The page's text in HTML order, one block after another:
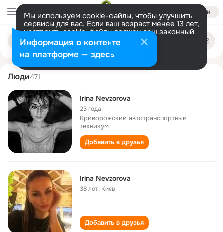
Войти
Мы используем cookie-файлы, чтобы улучшить
сервисы для вас. Если ваш возраст менее 13 лет,
настроить cookie-файлы должен ваш законный
представитель. Больше информации
Разрешить все Настроить
Поиск
людям
irina nevzorova
Люди471
Irina Nevzorova
23 года
Криворожский автотранспортный
техникум
Добавить в друзья
Irina Nevzorova
38 лет, Киев
Добавить в друзья
Информация о контенте
на платформе — здесь